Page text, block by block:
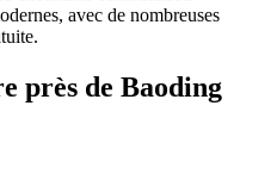
avec de nombreuses
près de Baoding